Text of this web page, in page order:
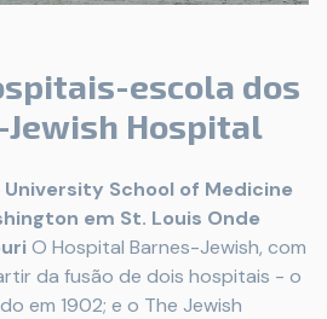
escola dos
Jewish Hospital
University School of Medicine
em St. Louis Onde
O Hospital Barnes-Jewish, com
da fusão de dois hospitais - o
em 1902; e o The Jewish